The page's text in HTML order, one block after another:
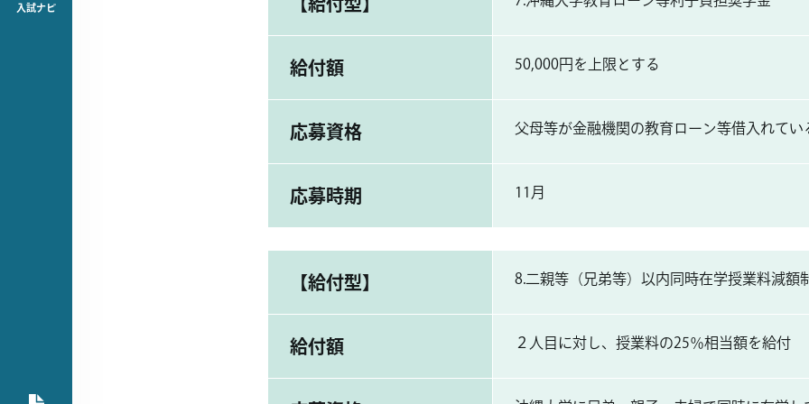
入試ナビ 【給付型】
給付額 50,000円を上限とする
応募資格 父母等が金融機関の教育ローン等借入れてい
応募時期 11月
【給付型】 8.二親等（兄弟等）以内同時在学授業料減額
給付額 ２人目に対し、授業料の25％相当額を給付